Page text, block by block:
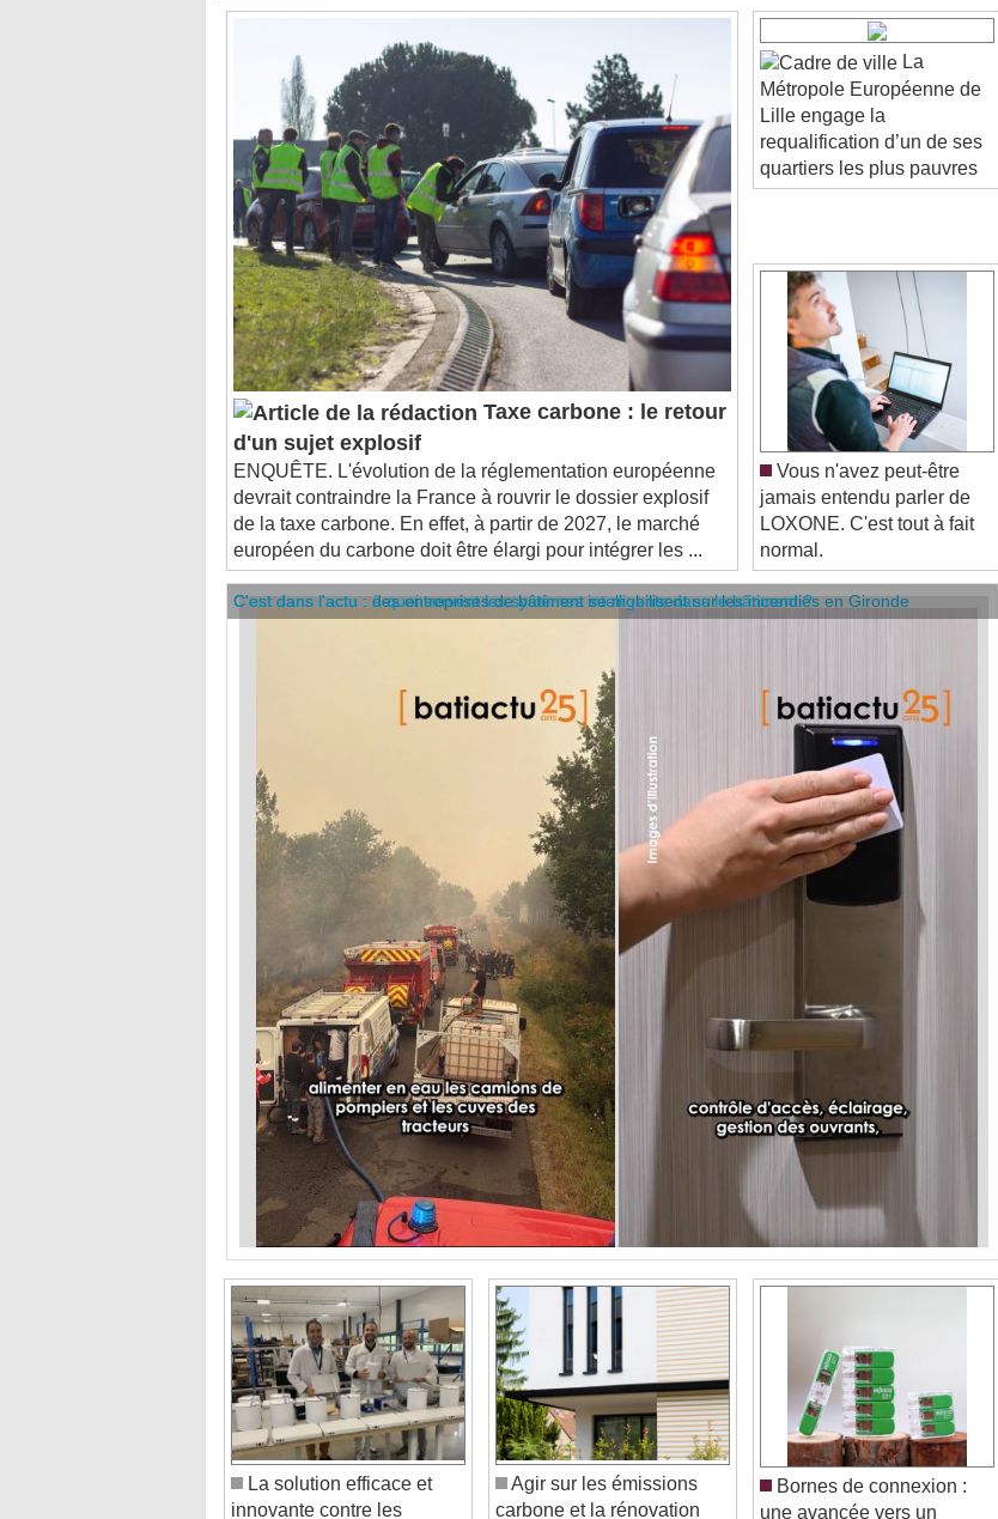
Taxe carbone : le retour
d'un sujet explosif
ENQUÊTE. L'évolution de la réglementation européenne
devrait contraindre la France à rouvrir le dossier explosif
de la taxe carbone. En effet, à partir de 2027, le marché
européen du carbone doit être élargi pour intégrer les ...
Métropole Européenne de
Lille engage la
requalification d’un de ses
quartiers les plus pauvres
Vous n'avez peut-être
jamais entendu parler de
LOXONE. C'est tout à fait
normal.
C'est dans l'actu : des entreprises de bâtiment se mobilisent sur les incendies en Gironde
C'est dans l'actu : à quoi servent les systèmes intelligents dans le bâtiment ?
La solution efficace et
innovante contre les
remontées capillaires
Agir sur les émissions
carbone et la rénovation
globale grâce à l'ITE
Bornes de connexion :
une avancée vers un
avenir plus vert